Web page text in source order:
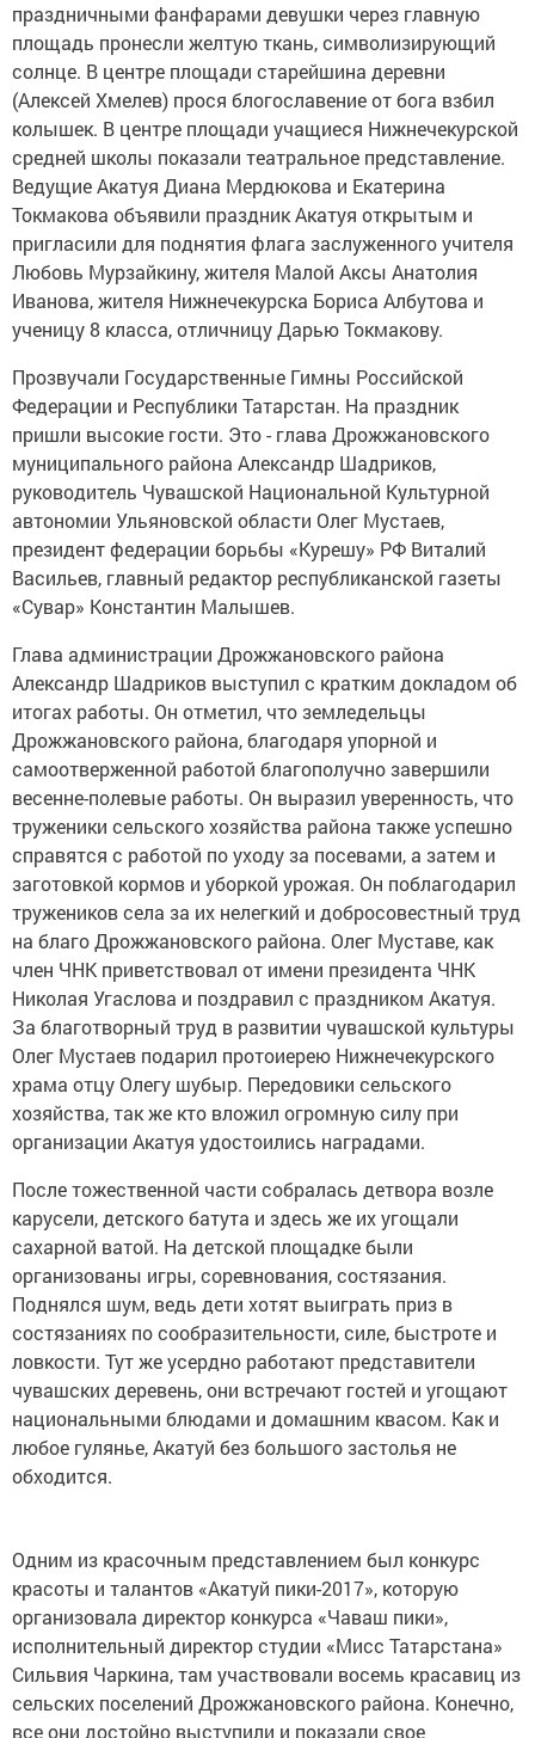
праздничными фанфарами девушки через главную
площадь пронесли желтую ткань, символизирующий
солнце. В центре площади старейшина деревни
(Алексей Хмелев) прося блогославение от бога взбил
колышек. В центре площади учащиеся Нижнечекурской
средней школы показали театральное представление.
Ведущие Акатуя Диана Мердюкова и Екатерина
Токмакова объявили праздник Акатуя открытым и
пригласили для поднятия флага заслуженного учителя
Любовь Мурзайкину, жителя Малой Аксы Анатолия
Иванова, жителя Нижнечекурска Бориса Албутова и
ученицу 8 класса, отличницу Дарью Токмакову.
Прозвучали Государственные Гимны Российской
Федерации и Республики Татарстан. На праздник
пришли высокие гости. Это - глава Дрожжановского
муниципального района Александр Шадриков,
руководитель Чувашской Национальной Культурной
автономии Ульяновской области Олег Мустаев,
президент федерации борьбы «Курешу» РФ Виталий
Васильев, главный редактор республиканской газеты
«Сувар» Константин Малышев.
Глава администрации Дрожжановского района
Александр Шадриков выступил с кратким докладом об
итогах работы. Он отметил, что земледельцы
Дрожжановского района, благодаря упорной и
самоотверженной работой благополучно завершили
весенне-полевые работы. Он выразил уверенность, что
труженики сельского хозяйства района также успешно
справятся с работой по уходу за посевами, а затем и
заготовкой кормов и уборкой урожая. Он поблагодарил
тружеников села за их нелегкий и добросовестный труд
на благо Дрожжановского района. Олег Муставе, как
член ЧНК приветствовал от имени президента ЧНК
Николая Угаслова и поздравил с праздником Акатуя.
За благотворный труд в развитии чувашской культуры
Олег Мустаев подарил протоиерею Нижнечекурского
храма отцу Олегу шубыр. Передовики сельского
хозяйства, так же кто вложил огромную силу при
организации Акатуя удостоились наградами.
После тожественной части собралась детвора возле
карусели, детского батута и здесь же их угощали
сахарной ватой. На детской площадке были
организованы игры, соревнования, состязания.
Поднялся шум, ведь дети хотят выиграть приз в
состязаниях по сообразительности, силе, быстроте и
ловкости. Тут же усердно работают представители
чувашских деревень, они встречают гостей и угощают
национальными блюдами и домашним квасом. Как и
любое гулянье, Акатуй без большого застолья не
обходится.
Одним из красочным представлением был конкурс
красоты и талантов «Акатуй пики-2017», которую
организовала директор конкурса «Чаваш пики»,
исполнительный директор студии «Мисс Татарстана»
Сильвия Чаркина, там участвовали восемь красавиц из
сельских поселений Дрожжановского района. Конечно,
все они достойно выступили и показали свое